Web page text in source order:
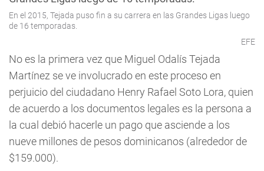
En el 2015, Tejada puso fin a su carrera en las Grandes Ligas luego
de 16 temporadas.
EFE
No es la primera vez que Miguel Odalís Tejada
Martínez se ve involucrado en este proceso en
perjuicio del ciudadano Henry Rafael Soto Lora, quien
de acuerdo a los documentos legales es la persona a
la cual debió hacerle un pago que asciende a los
nueve millones de pesos dominicanos (alrededor de
$159.000).